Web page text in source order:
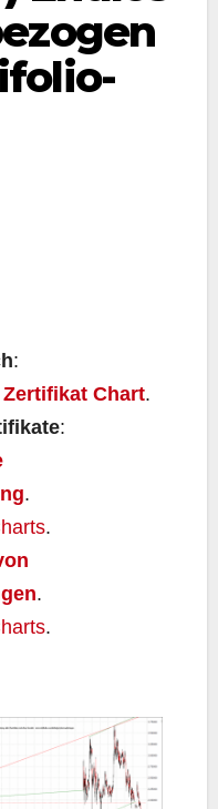
:
Zertifikat Chart.
:
.
.
.
.